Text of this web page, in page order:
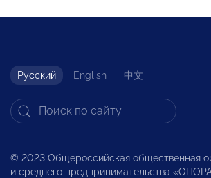
Русский English 中文
© 2023 Общероссийская общественная
и среднего предпринимательства